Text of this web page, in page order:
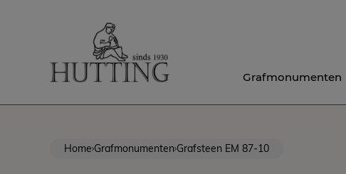
Grafmonumenten
Home Grafmonumenten Grafsteen EM 87-10